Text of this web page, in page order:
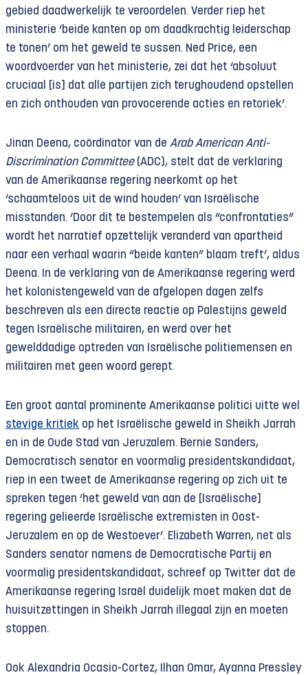
gebied daadwerkelijk te veroordelen. Verder riep het
ministerie ‘beide kanten op om daadkrachtig leiderschap
te tonen’ om het geweld te sussen. Ned Price, een
woordvoerder van het ministerie, zei dat het ‘absoluut
cruciaal [is] dat alle partijen zich terughoudend opstellen
en zich onthouden van provocerende acties en retoriek’.
Jinan Deena, coördinator van de Arab American Anti-
Discrimination Committee(ADC), stelt dat de verklaring
van de Amerikaanse regering neerkomt op het
‘schaamteloos uit de wind houden’ van Israëlische
misstanden. ‘Door dit te bestempelen als “confrontaties”
wordt het narratief opzettelijk veranderd van apartheid
naar een verhaal waarin “beide kanten” blaam treft’, aldus
Deena. In de verklaring van de Amerikaanse regering werd
het kolonistengeweld van de afgelopen dagen zelfs
beschreven als een directe reactie op Palestijns geweld
tegen Israëlische militairen, en werd over het
gewelddadige optreden van Israëlische politiemensen en
militairen met geen woord gerept.
Een groot aantal prominente Amerikaanse politici uitte wel
stevige kritiek op het Israëlische geweld in Sheikh Jarrah
en in de Oude Stad van Jeruzalem. Bernie Sanders,
Democratisch senator en voormalig presidentskandidaat,
riep in een tweet de Amerikaanse regering op zich uit te
spreken tegen ‘het geweld van aan de [Israëlische]
regering gelieerde Israëlische extremisten in Oost-
Jeruzalem en op de Westoever’. Elizabeth Warren, net als
Sanders senator namens de Democratische Partij en
voormalig presidentskandidaat, schreef op Twitter dat de
Amerikaanse regering Israël duidelijk moet maken dat de
huisuitzettingen in Sheikh Jarrah illegaal zijn en moeten
stoppen.
Ook Alexandria Ocasio-Cortez, Ilhan Omar, Ayanna Pressley